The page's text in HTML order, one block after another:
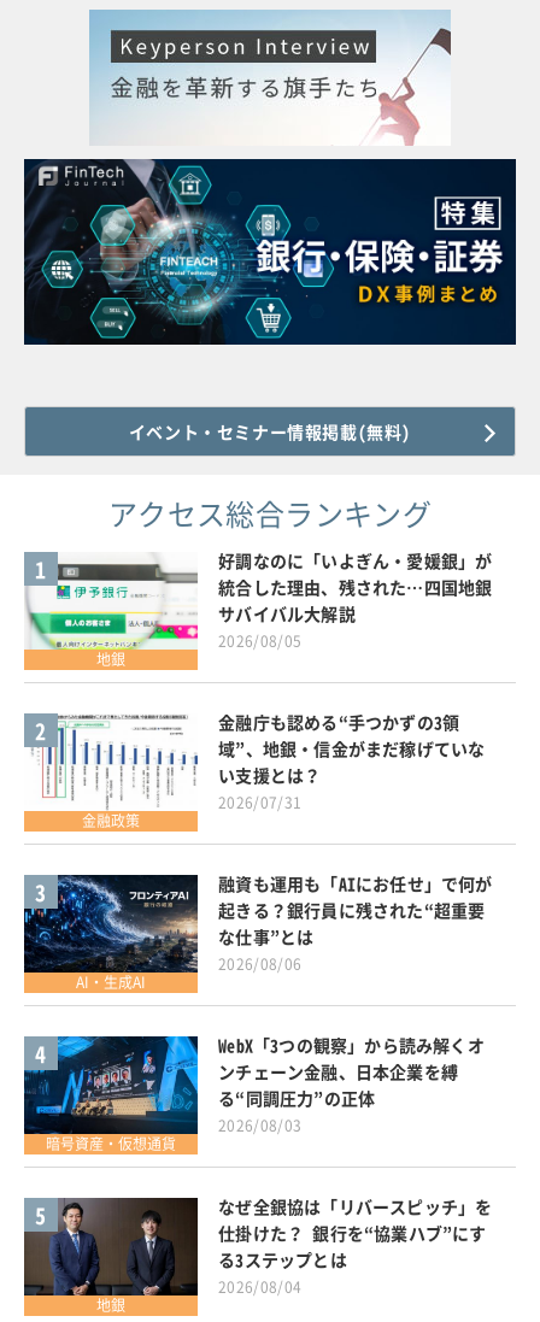
イベント・セミナー情報掲載(無料)
アクセス総合ランキング
1
地銀
好調なのに「いよぎん・愛媛銀」が
統合した理由、残された…四国地銀
サバイバル大解説
2026/08/05
2
金融政策
金融庁も認める“手つかずの3領
域”、地銀・信金がまだ稼げていな
い支援とは？
2026/07/31
3
AI・生成AI
融資も運用も「AIにお任せ」で何が
起きる？銀行員に残された“超重要
な仕事”とは
2026/08/06
4
暗号資産・仮想通貨
WebX「3つの観察」から読み解くオ
ンチェーン金融、日本企業を縛
る“同調圧力”の正体
2026/08/03
5
地銀
なぜ全銀協は「リバースピッチ」を
仕掛けた？ 銀行を“協業ハブ”にす
る3ステップとは
2026/08/04